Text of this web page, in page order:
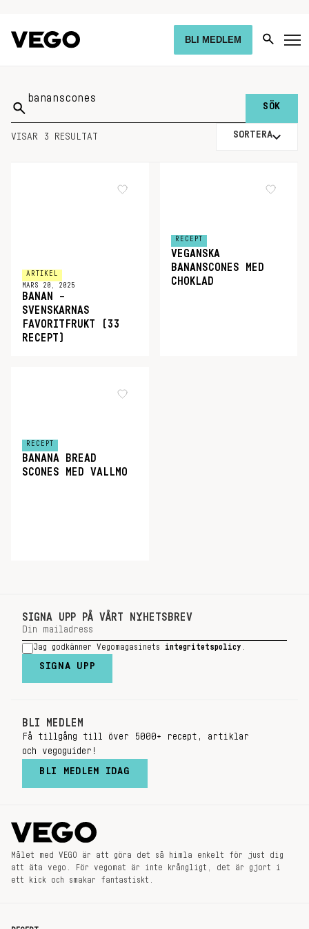
BLI MEDLEM
Sök
på:
VISAR 3 RESULTAT SORTERA
ARTIKEL
MARS 20, 2025
BANAN –
SVENSKARNAS
FAVORITFRUKT (33
RECEPT)
RECEPT
VEGANSKA
BANANSCONES MED
CHOKLAD
RECEPT
BANANA BREAD
SCONES MED VALLMO
SIGNA UPP PÅ VÅRT NYHETSBREV
Jag godkänner Vegomagasinets integritetspolicy
SIGNA UPP
BLI MEDLEM
Få tillgång till över 5000+ recept, artiklar
och vegoguider!
BLI MEDLEM IDAG
Målet med VEGO är att göra det så himla enkelt för just dig
att äta vego. För vegomat är inte krångligt, det är gjort i
ett kick och smakar fantastiskt.